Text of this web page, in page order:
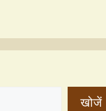
खोजें